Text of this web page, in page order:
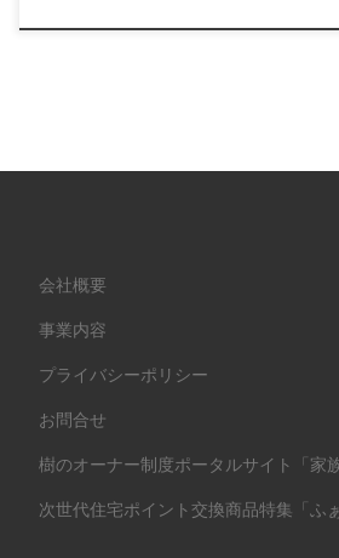
会社概要
事業内容
プライバシーポリシー
お問合せ
樹のオーナー制度ポータルサイト「家
次世代住宅ポイント交換商品特集「ふ